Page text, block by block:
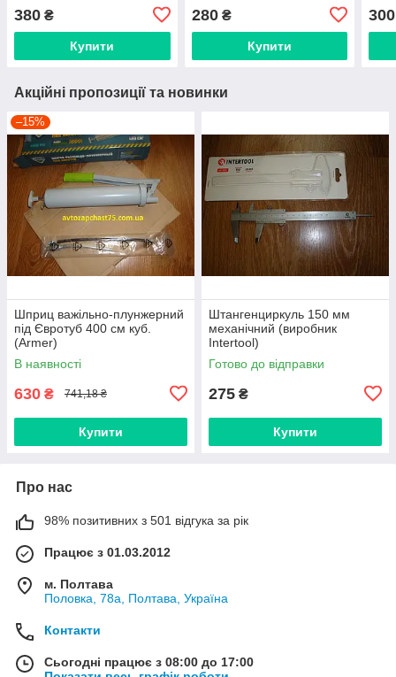
виробник Дорожня карта,
Харків
380 ₴
Купити
280₴
Купити
300
Акційні пропозиції та новинки
–15%
Шприц важільно-плунжерний
під Євротуб 400 см куб.
(Armer)
В наявності
630 ₴ 741,18 ₴
Купити
Штангенциркуль 150 мм
механічний (виробник
Intertool)
Готово до відправки
275 ₴
Купити
Про нас
98% позитивних з 501 відгука за рік
Працює з 01.03.2012
м. Полтава
Половка, 78а, Полтава, Україна
Контакти
Сьогодні працює з 08:00 до 17:00